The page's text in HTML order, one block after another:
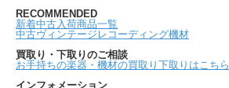
RECOMMENDED
新着中古入荷商品一覧
中古ヴィンテージレコーディング機材
買取り・下取りのご相談
お手持ちの楽器・機材の買取り下取りはこちら
インフォメーション